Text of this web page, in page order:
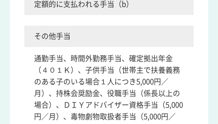
定額的に支払われる手当（b）
その他手当
通勤手当、時間外勤務手当、確定拠出年金
（４０１Ｋ）、子供手当（世帯主で扶養義務
のある子のいる場合１人につき5,000円／
月）、持株会奨励金、役職手当（係長以上の
場合）、ＤＩＹアドバイザー資格手当（5,000
円／月）、毒物劇物取扱者手当（5,000円／